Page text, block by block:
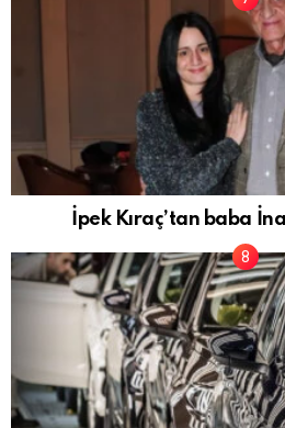
İpek Kıraç’tan baba